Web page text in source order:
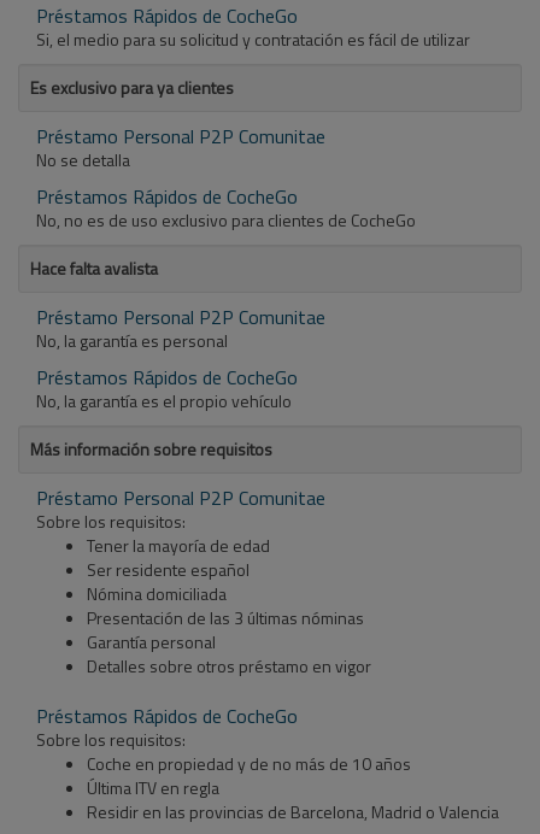
Préstamos Rápidos de CocheGo
Si, el medio para su solicitud y contratación es fácil de utilizar
Es exclusivo para ya clientes
Préstamo Personal P2P Comunitae
No se detalla
Préstamos Rápidos de CocheGo
No, no es de uso exclusivo para clientes de CocheGo
Hace falta avalista
Préstamo Personal P2P Comunitae
No, la garantía es personal
Préstamos Rápidos de CocheGo
No, la garantía es el propio vehículo
Más información sobre requisitos
Préstamo Personal P2P Comunitae
Sobre los requisitos:
Tener la mayoría de edad
Ser residente español
Nómina domiciliada
Presentación de las 3 últimas nóminas
Garantía personal
Detalles sobre otros préstamo en vigor
Préstamos Rápidos de CocheGo
Sobre los requisitos:
Coche en propiedad y de no más de 10 años
Última ITV en regla
Residir en las provincias de Barcelona, Madrid o Valencia